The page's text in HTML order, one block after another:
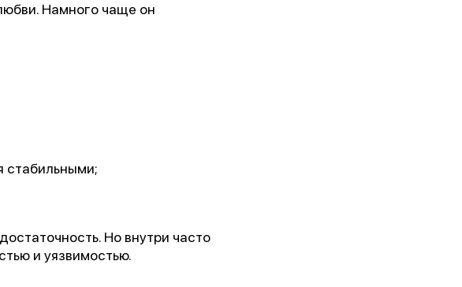
Намного чаще он
стабильными;
Но внутри часто
и уязвимостью.